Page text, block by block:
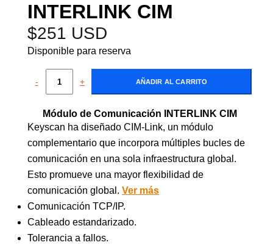
INTERLINK CIM
$251 USD
Disponible para reserva
- + AÑADIR AL CARRITO
Módulo de Comunicación INTERLINK CIM
Keyscan ha diseñado CIM-Link, un módulo
complementario que incorpora múltiples bucles de
comunicación en una sola infraestructura global.
Esto promueve una mayor flexibilidad de
comunicación global. Ver más
Comunicación TCP/IP.
Cableado estandarizado.
Tolerancia a fallos.